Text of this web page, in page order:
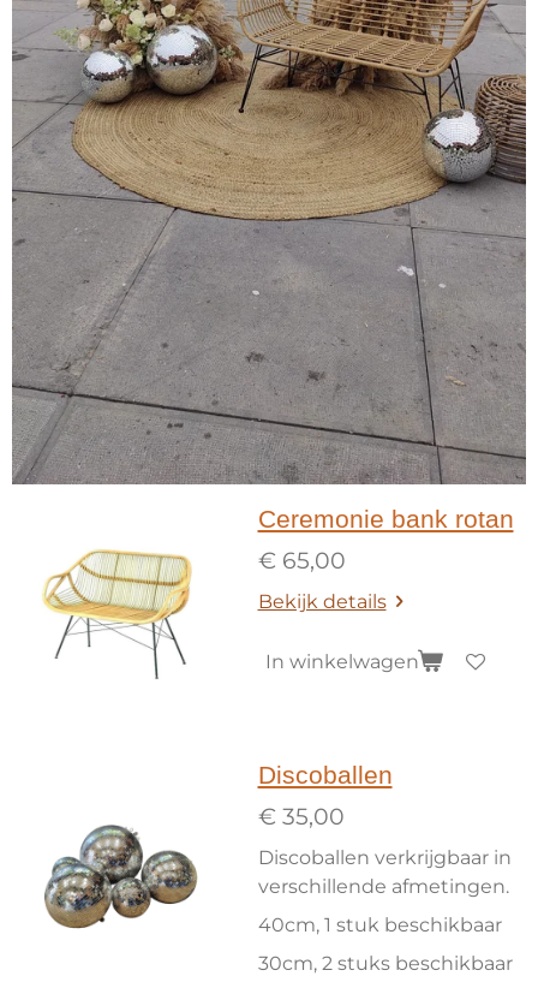
Ceremonie bank rotan
€ 65,00
Bekijk details
In winkelwagen
Discoballen
€ 35,00
Discoballen verkrijgbaar in
verschillende afmetingen.
40cm, 1 stuk beschikbaar
30cm, 2 stuks beschikbaar